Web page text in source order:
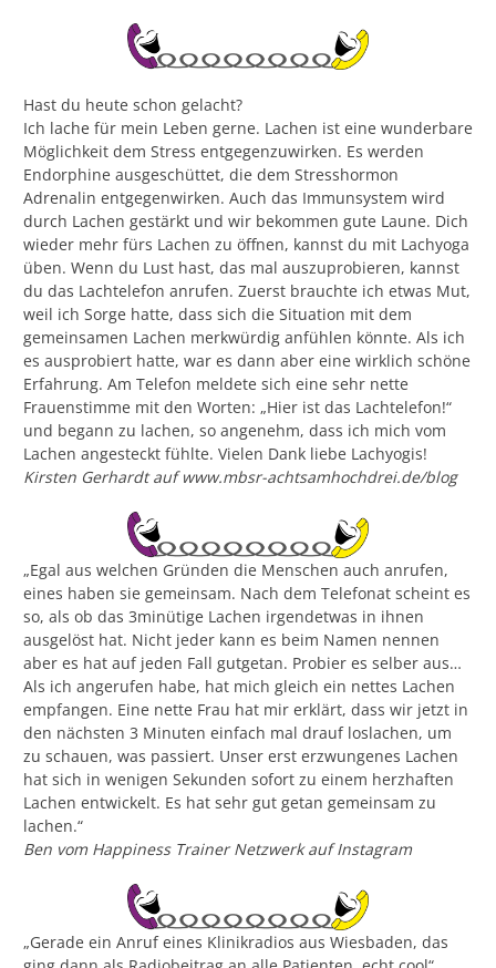
Hast du heute schon gelacht?
Ich lache für mein Leben gerne. Lachen ist eine wunderbare
Möglichkeit dem Stress entgegenzuwirken. Es werden
Endorphine ausgeschüttet, die dem Stresshormon
Adrenalin entgegenwirken. Auch das Immunsystem wird
durch Lachen gestärkt und wir bekommen gute Laune. Dich
wieder mehr fürs Lachen zu öffnen, kannst du mit Lachyoga
üben. Wenn du Lust hast, das mal auszuprobieren, kannst
du das Lachtelefon anrufen. Zuerst brauchte ich etwas Mut,
weil ich Sorge hatte, dass sich die Situation mit dem
gemeinsamen Lachen merkwürdig anfühlen könnte. Als ich
es ausprobiert hatte, war es dann aber eine wirklich schöne
Erfahrung. Am Telefon meldete sich eine sehr nette
Frauenstimme mit den Worten: „Hier ist das Lachtelefon!“
und begann zu lachen, so angenehm, dass ich mich vom
Lachen angesteckt fühlte. Vielen Dank liebe Lachyogis!
Kirsten Gerhardt auf www.mbsr-achtsamhochdrei.de/blog
„Egal aus welchen Gründen die Menschen auch anrufen,
eines haben sie gemeinsam. Nach dem Telefonat scheint es
so, als ob das 3minütige Lachen irgendetwas in ihnen
ausgelöst hat. Nicht jeder kann es beim Namen nennen
aber es hat auf jeden Fall gutgetan. Probier es selber aus…
Als ich angerufen habe, hat mich gleich ein nettes Lachen
empfangen. Eine nette Frau hat mir erklärt, dass wir jetzt in
den nächsten 3 Minuten einfach mal drauf loslachen, um
zu schauen, was passiert. Unser erst erzwungenes Lachen
hat sich in wenigen Sekunden sofort zu einem herzhaften
Lachen entwickelt. Es hat sehr gut getan gemeinsam zu
lachen.“
Ben vom Happiness Trainer Netzwerk auf Instagram
„Gerade ein Anruf eines Klinikradios aus Wiesbaden, das